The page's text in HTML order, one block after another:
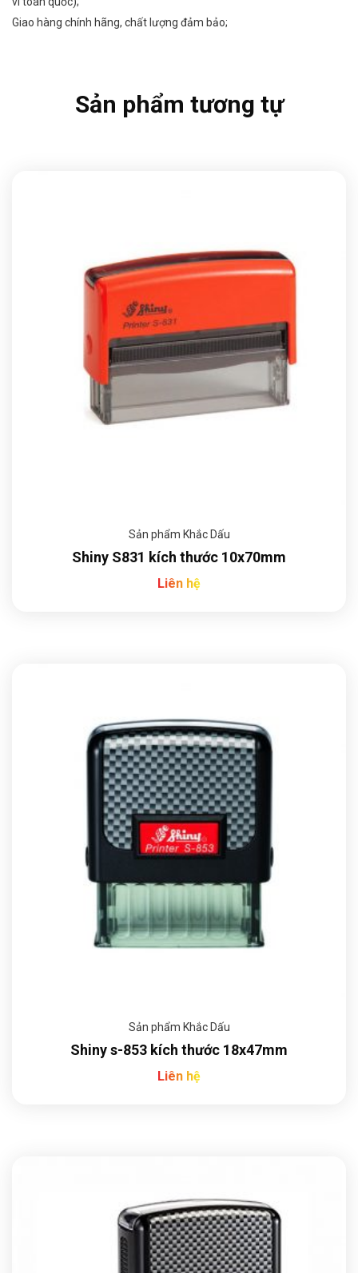
Giao hàng chính hãng, chất lượng đảm bảo;
Sản phẩm tương tự
Sản phẩm Khắc Dấu
Shiny S831 kích thước 10x70mm
Liên hệ
Sản phẩm Khắc Dấu
Shiny s-853 kích thước 18x47mm
Liên hệ